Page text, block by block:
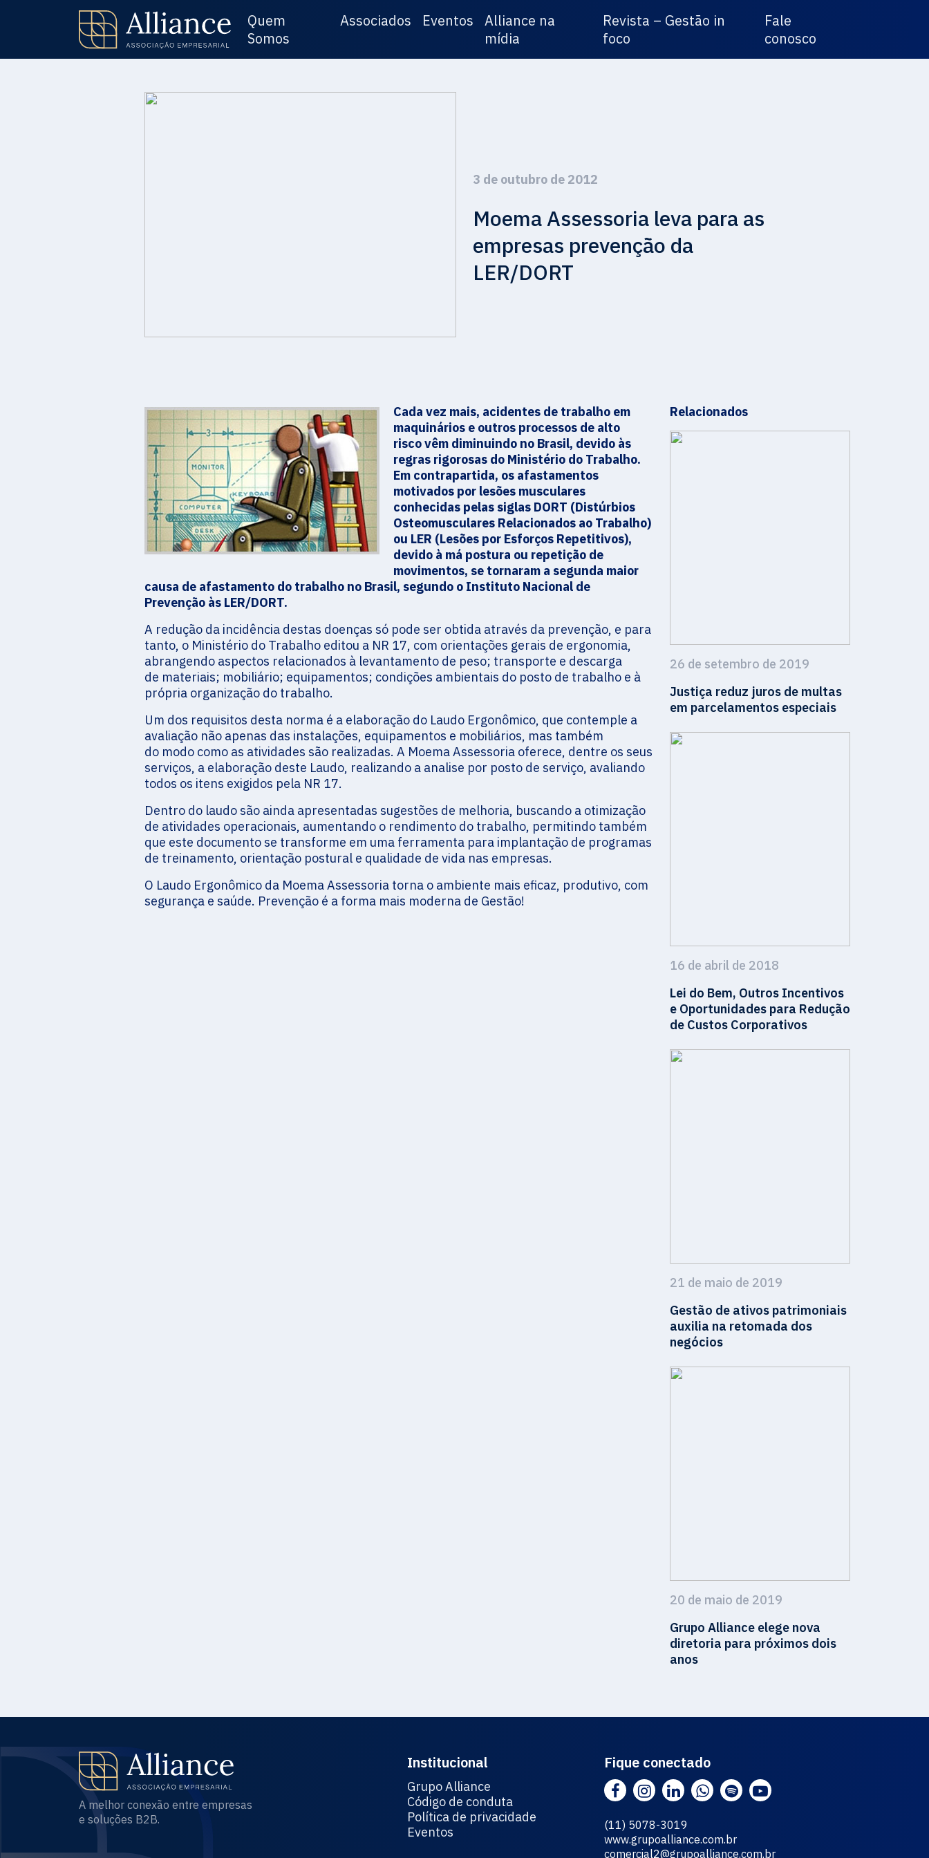
Quem
Somos
Associados Eventos
Alliance na
mídia
Revista – Gestão in
foco
Fale
conosco
3 de outubro de 2012
Moema Assessoria leva para as
empresas prevenção da
LER/DORT
Cada vez mais, acidentes de trabalho em
maquinários e outros processos de alto
risco vêm diminuindo no Brasil, devido às
regras rigorosas do Ministério do Trabalho.
Em contrapartida, os afastamentos
motivados por lesões musculares
conhecidas pelas siglas DORT (Distúrbios
Osteomusculares Relacionados ao Trabalho)
ou LER (Lesões por Esforços Repetitivos),
devido à má postura ou repetição de
movimentos, se tornaram a segunda maior
causa de afastamento do trabalho no Brasil, segundo o Instituto Nacional de
Prevenção às LER/DORT.
A redução da incidência destas doenças só pode ser obtida através da prevenção, e para
tanto, o Ministério do Trabalho editou a NR 17, com orientações gerais de ergonomia,
abrangendo aspectos relacionados à levantamento de peso; transporte e descarga
de materiais; mobiliário; equipamentos; condições ambientais do posto de trabalho e à
própria organização do trabalho.
Um dos requisitos desta norma é a elaboração do Laudo Ergonômico, que contemple a
avaliação não apenas das instalações, equipamentos e mobiliários, mas também
do modo como as atividades são realizadas. A Moema Assessoria oferece, dentre os seus
serviços, a elaboração deste Laudo, realizando a analise por posto de serviço, avaliando
todos os itens exigidos pela NR 17.
Dentro do laudo são ainda apresentadas sugestões de melhoria, buscando a otimização
de atividades operacionais, aumentando o rendimento do trabalho, permitindo também
que este documento se transforme em uma ferramenta para implantação de programas
de treinamento, orientação postural e qualidade de vida nas empresas.
O Laudo Ergonômico da Moema Assessoria torna o ambiente mais eficaz, produtivo, com
segurança e saúde. Prevenção é a forma mais moderna de Gestão!
Relacionados
26 de setembro de 2019
Justiça reduz juros de multas
em parcelamentos especiais
16 de abril de 2018
Lei do Bem, Outros Incentivos
e Oportunidades para Redução
de Custos Corporativos
21 de maio de 2019
Gestão de ativos patrimoniais
auxilia na retomada dos
negócios
20 de maio de 2019
Grupo Alliance elege nova
diretoria para próximos dois
anos
A melhor conexão entre empresas
e soluções B2B.
Institucional
Grupo Alliance
Código de conduta
Política de privacidade
Eventos
Fique conectado
(11) 5078-3019
www.grupoalliance.com.br
comercial2@grupoalliance.com.br